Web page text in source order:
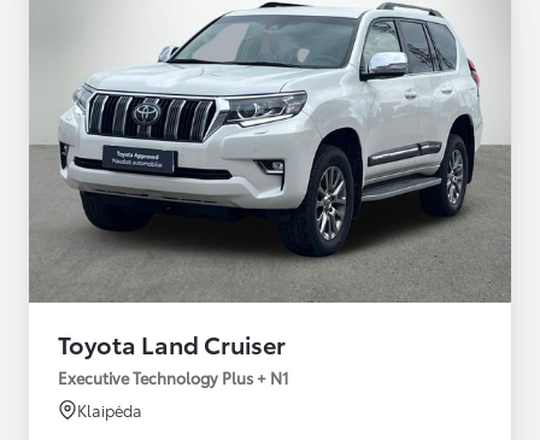
Toyota Land Cruiser
Executive Technology Plus + N1
Klaipėda